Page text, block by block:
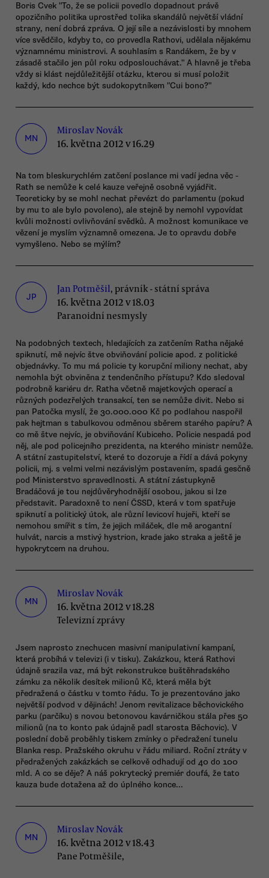
Boris Cvek "To, že se policii povedlo dopadnout právě
opozičního politika uprostřed tolika skandálů největší vládní
strany, není dobrá zpráva. O její síle a nezávislosti by mnohem
více svědčilo, kdyby to, co provedla Rathovi, udělala nějakému
významnému ministrovi. A souhlasím s Randákem, že by v
zásadě stačilo jen půl roku odposlouchávat." A hlavně je třeba
vždy si klást nejdůležitější otázku, kterou si musí položit
každý, kdo nechce být sudokopytníkem "Cui bono?"
MN
Miroslav Novák
16. května 2012 v 16.29
Na tom bleskurychlém zatčení poslance mi vadí jedna věc -
Rath se nemůže k celé kauze veřejně osobně vyjádřit.
Teoreticky by se mohl nechat převézt do parlamentu (pokud
by mu to ale bylo povoleno), ale stejně by nemohl vypovídat
kvůli možnosti ovlivňování svědků. A možnost komunikace ve
vězení je myslím významně omezena. Je to opravdu dobře
vymyšleno. Nebo se mýlím?
JP
Jan Potměšil, právník - státní správa
16. května 2012 v 18.03
Paranoidní nesmysly
Na podobných textech, hledajících za zatčením Ratha nějaké
spiknutí, mě nejvíc štve obviňování policie apod. z politické
objednávky. To mu má policie ty korupční miliony nechat, aby
nemohla být obviněna z tendenčního přístupu? Kdo sledoval
podrobně kariéru dr. Ratha včetně majetkových operací a
různých podezřelých transakcí, ten se nemůže divit. Nebo si
pan Patočka myslí, že 30.000.000 Kč po podlahou naspořil
pak hejtman s tabulkovou odměnou sběrem starého papíru? A
co mě štve nejvíc, je obviňování Kubiceho. Policie nespadá pod
něj, ale pod policejního prezidenta, na kterého ministr nemůže.
A státní zastupitelství, které to dozoruje a řídí a dává pokyny
policii, mj. s velmi velmi nezávislým postavením, spadá gesčně
pod Ministerstvo spravedlnosti. A státní zástupkyně
Bradáčová je tou nejdůvěryhodnější osobou, jakou si lze
představit. Paradoxně to není ČSSD, která v tom spatřuje
spiknutí a politický útok, ale různí levicoví hujeři, kteří se
nemohou smířit s tím, že jejich miláček, dle mě arogantní
hulvát, narcis a mstivý hystrion, krade jako straka a ještě je
hypokrytcem na druhou.
MN
Miroslav Novák
16. května 2012 v 18.28
Televizní zprávy
Jsem naprosto znechucen masivní manipulativní kampaní,
která probíhá v televizi (i v tisku). Zakázkou, která Rathovi
údajně srazila vaz, má být rekonstrukce buštěhradského
zámku za několik desítek milionů Kč, která měla být
předražená o částku v tomto řádu. To je prezentováno jako
největší podvod v dějinách! Jenom revitalizace běchovického
parku (parčíku) s novou betonovou kavárničkou stála přes 50
milionů (na to konto pak údajně padl starosta Běchovic). V
poslední době proběhly tiskem zmínky o předražení tunelu
Blanka resp. Pražského okruhu v řádu miliard. Roční ztráty v
předražených zakázkách se celkově odhadují od 40 do 100
mld. A co se děje? A náš pokrytecký premiér doufá, že tato
kauza bude dotažena až do úplného konce...
MN
Miroslav Novák
16. května 2012 v 18.43
Pane Potměšile,